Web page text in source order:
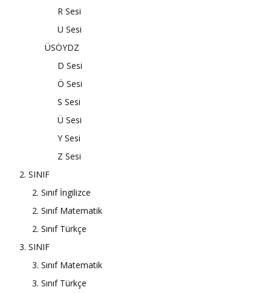
R Sesi
U Sesi
ÜSÖYDZ
D Sesi
Ö Sesi
S Sesi
Ü Sesi
Y Sesi
Z Sesi
2. SINIF
2. Sınıf İngilizce
2. Sınıf Matematik
2. Sınıf Türkçe
3. SINIF
3. Sınıf Matematik
3. Sınıf Türkçe